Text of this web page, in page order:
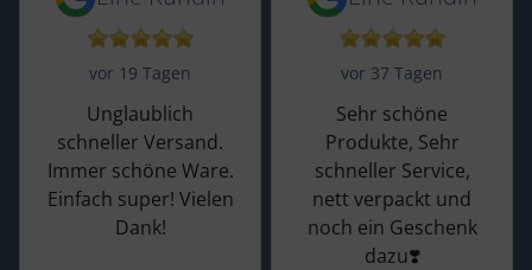
vor 19 Tagen
Unglaublich
schneller Versand.
Immer schöne Ware.
Einfach super! Vielen
Dank!
vor 37 Tagen
Sehr schöne
Produkte, Sehr
schneller Service,
nett verpackt und
noch ein Geschenk
dazu❣️